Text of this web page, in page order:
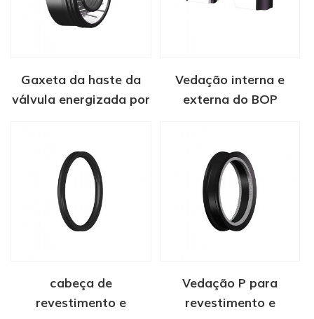
Gaxeta da haste da
válvula energizada por
Vedação interna e
externa do BOP
cabeça de
revestimento e
Vedação P para
revestimento e